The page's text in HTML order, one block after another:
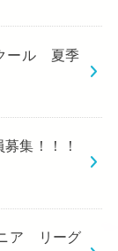
ール 夏季
集！！！
ア リーグ